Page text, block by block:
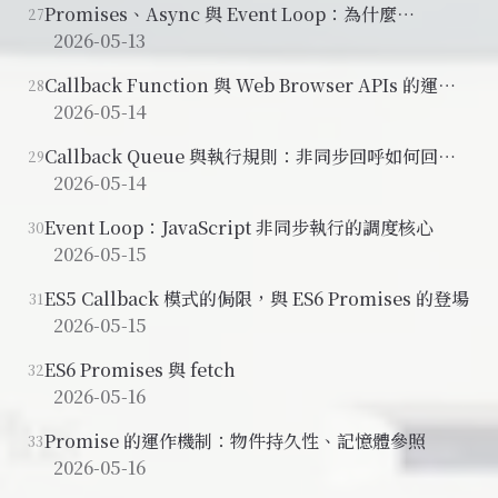
27Promises、Async 與 Event Loop：為什麼
JavaScript 需要非同步機制
2026-05-13
28Callback Function 與 Web Browser APIs 的運作
原理
2026-05-14
29Callback Queue 與執行規則：非同步回呼如何回到
JavaScript
2026-05-14
30Event Loop：JavaScript 非同步執行的調度核心
2026-05-15
31ES5 Callback 模式的侷限，與 ES6 Promises 的登場
2026-05-15
32ES6 Promises 與 fetch
2026-05-16
33Promise 的運作機制：物件持久性、記憶體參照
2026-05-16